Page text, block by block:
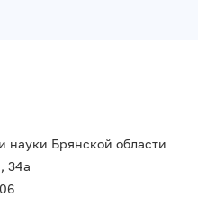
науки Брянской области
34а